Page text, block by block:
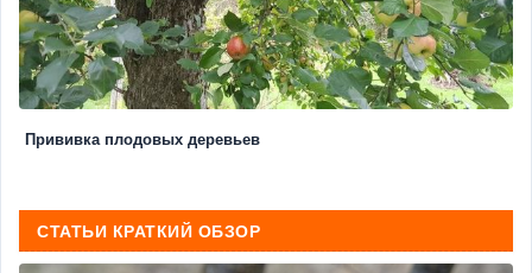
Прививка плодовых деревьев
СТАТЬИ КРАТКИЙ ОБЗОР